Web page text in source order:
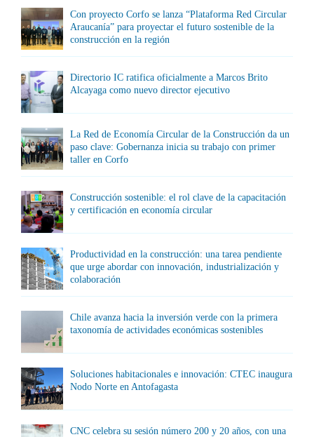
Con proyecto Corfo se lanza “Plataforma Red Circular
Araucanía” para proyectar el futuro sostenible de la
construcción en la región
Directorio IC ratifica oficialmente a Marcos Brito
Alcayaga como nuevo director ejecutivo
La Red de Economía Circular de la Construcción da un
paso clave: Gobernanza inicia su trabajo con primer
taller en Corfo
Construcción sostenible: el rol clave de la capacitación
y certificación en economía circular
Productividad en la construcción: una tarea pendiente
que urge abordar con innovación, industrialización y
colaboración
Chile avanza hacia la inversión verde con la primera
taxonomía de actividades económicas sostenibles
Soluciones habitacionales e innovación: CTEC inaugura
Nodo Norte en Antofagasta
CNC celebra su sesión número 200 y 20 años, con una